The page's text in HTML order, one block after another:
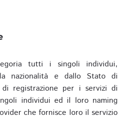
tutti i singoli individui,
nazionalità e dallo Stato di
di registrazione per i servizi di
individui ed il loro naming
che fornisce loro il servizio